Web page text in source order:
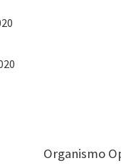
Organismo